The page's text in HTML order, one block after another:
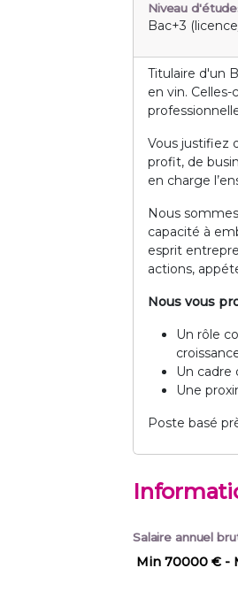
Niveau
Bac+3
Titulaire d'un
en vin.
Vous justifiez
profit, de
en charge
Nous
capacité à
esprit
actions,
Nous vous
Un rôle
Un cadre
Une
Poste basé
Salaire annuel
Min 70000 € -